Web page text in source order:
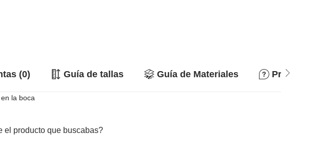
(0) Guía de tallas Guía de Materiales
la boca
el producto que buscabas?